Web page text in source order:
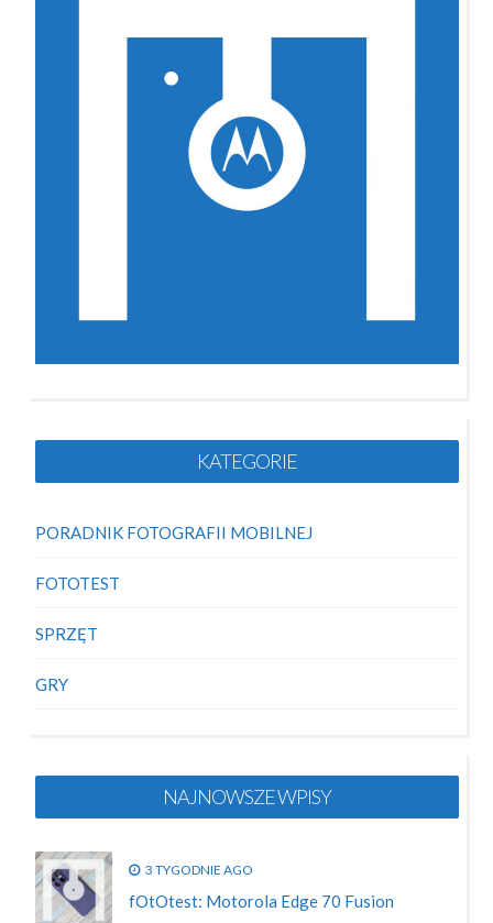
KATEGORIE
PORADNIK FOTOGRAFII MOBILNEJ
FOTOTEST
SPRZĘT
GRY
NAJNOWSZE WPISY
3 TYGODNIE AGO
fOtOtest: Motorola Edge 70 Fusion